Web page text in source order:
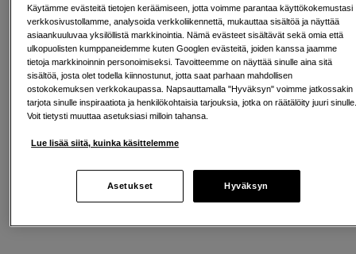
saada maksuhäiriömerkinnän. Se voi vaikeuttaa asunnon vuokraamista,
liittymien tekemistä ja uusien lainojen saamista. Apua saat kuntasi talous- ja
velkaneuvonnasta. Yhteystiedot löydät sivulta kkv.fi (avautuu uuteen
välilehteen)
Henkilökohtaista palvelua
Käytämme evästeitä tietojen keräämiseen, jotta voimme parantaa käyttökokemustasi
verkkosivustollamme, analysoida verkkoliikennettä, mukauttaa sisältöä ja näyttää
asiaankuuluvaa yksilöllistä markkinointia. Nämä evästeet sisältävät sekä omia että
ulkopuolisten kumppaneidemme kuten Googlen evästeitä, joiden kanssa jaamme
tietoja markkinoinnin personoimiseksi. Tavoitteemme on näyttää sinulle aina sitä
sisältöä, josta olet todella kiinnostunut, jotta saat parhaan mahdollisen
ostokokemuksen verkkokaupassa. Napsauttamalla "Hyväksyn" voimme jatkossakin
tarjota sinulle inspiraatiota ja henkilökohtaisia tarjouksia, jotka on räätälöity juuri
Voit tietysti muuttaa asetuksiasi milloin tahansa.
Lue lisää siitä, kuinka käsittelemme
Asetukset Hyväksyn